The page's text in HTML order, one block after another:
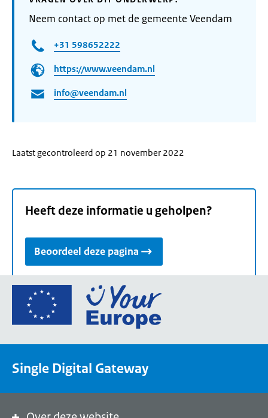
Neem contact op met de gemeente Veendam
+31 598652222
https://www.veendam.nl
info@veendam.nl
Laatst gecontroleerd op 21 november 2022
Heeft deze informatie u geholpen?
Beoordeel deze pagina
Ga
de
een
Single Digital Gateway